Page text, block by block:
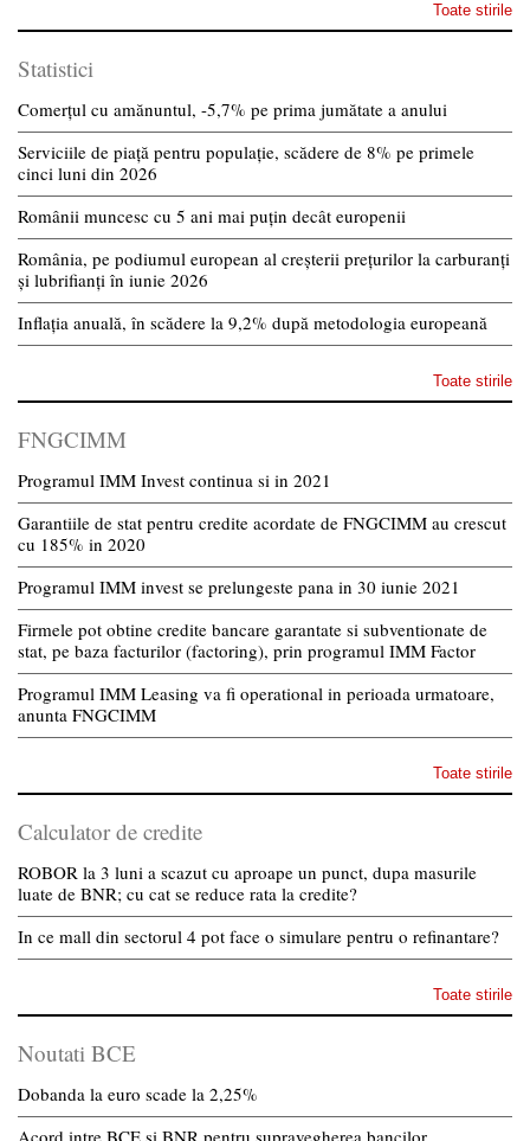
Toate stirile
Statistici
Comerțul cu amănuntul, -5,7% pe prima jumătate a anului
Serviciile de piață pentru populație, scădere de 8% pe primele
cinci luni din 2026
Românii muncesc cu 5 ani mai puțin decât europenii
România, pe podiumul european al creșterii prețurilor la carburanți
și lubrifianți în iunie 2026
Inflația anuală, în scădere la 9,2% după metodologia europeană
Toate stirile
FNGCIMM
Programul IMM Invest continua si in 2021
Garantiile de stat pentru credite acordate de FNGCIMM au crescut
cu 185% in 2020
Programul IMM invest se prelungeste pana in 30 iunie 2021
Firmele pot obtine credite bancare garantate si subventionate de
stat, pe baza facturilor (factoring), prin programul IMM Factor
Programul IMM Leasing va fi operational in perioada urmatoare,
anunta FNGCIMM
Toate stirile
Calculator de credite
ROBOR la 3 luni a scazut cu aproape un punct, dupa masurile
luate de BNR; cu cat se reduce rata la credite?
In ce mall din sectorul 4 pot face o simulare pentru o refinantare?
Toate stirile
Noutati BCE
Dobanda la euro scade la 2,25%